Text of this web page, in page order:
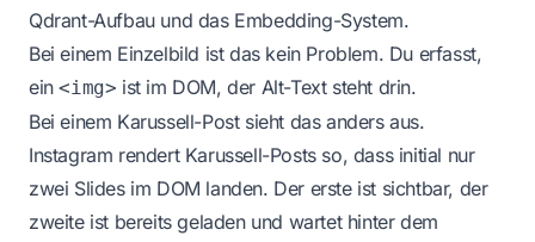
Qdrant-Aufbau und das Embedding-System.
Bei einem Einzelbild ist das kein Problem. Du erfasst,
ein<img> ist im DOM, der Alt-Text steht drin.
Bei einem Karussell-Post sieht das anders aus.
Instagram rendert Karussell-Posts so, dass initial nur
zwei Slides im DOM landen. Der erste ist sichtbar, der
zweite ist bereits geladen und wartet hinter dem